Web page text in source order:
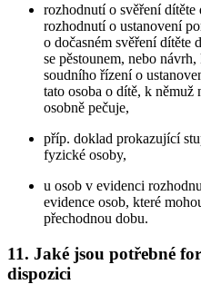
rozhodnutí o svěření dítěte
rozhodnutí o ustanovení
o dočasném svěření dítěte
se pěstounem, nebo
soudního řízení o
tato osoba o dítě, k
osobně pečuje,
příp. doklad prokazující
fyzické osoby,
u osob v evidenci
evidence osob, které
přechodnou dobu.
11. Jaké jsou potřebné
dispozici